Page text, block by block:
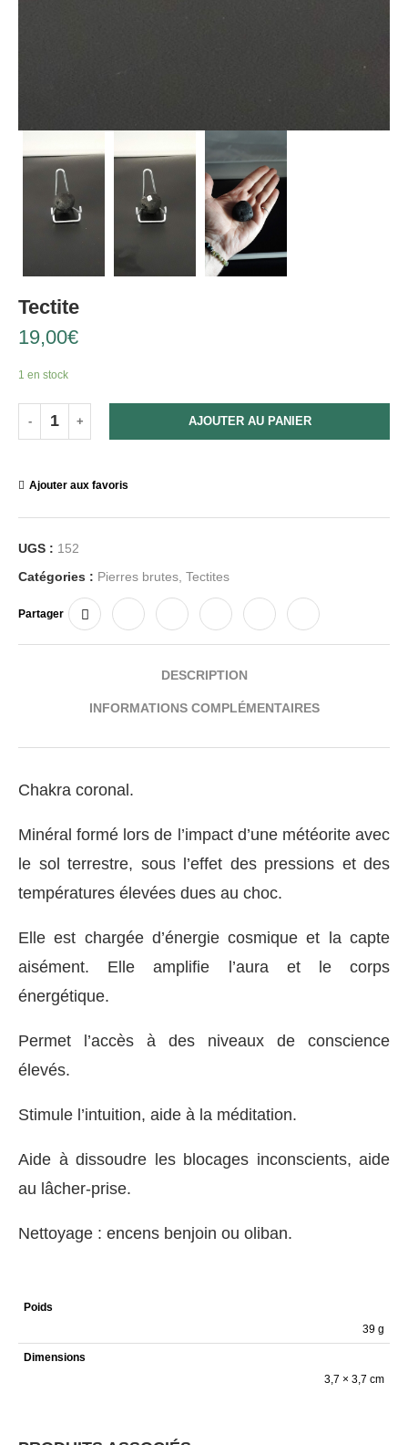
Tectite
19,00€
1 en stock
AJOUTER AU PANIER
Ajouter aux favoris
UGS : 152
Catégories : Pierres brutes Tectites
Partager
DESCRIPTION
INFORMATIONS COMPLÉMENTAIRES
Chakra coronal.
Minéral formé lors de l’impact d’une météorite avec
le sol terrestre, sous l’effet des pressions et des
températures élevées dues au choc.
Elle est chargée d’énergie cosmique et la capte
aisément. Elle amplifie l’aura et le corps
énergétique.
Permet l’accès à des niveaux de conscience
élevés.
Stimule l’intuition, aide à la méditation.
Aide à dissoudre les blocages inconscients, aide
au lâcher-prise.
Nettoyage : encens benjoin ou oliban.
Poids
39 g
Dimensions
3,7 × 3,7 cm